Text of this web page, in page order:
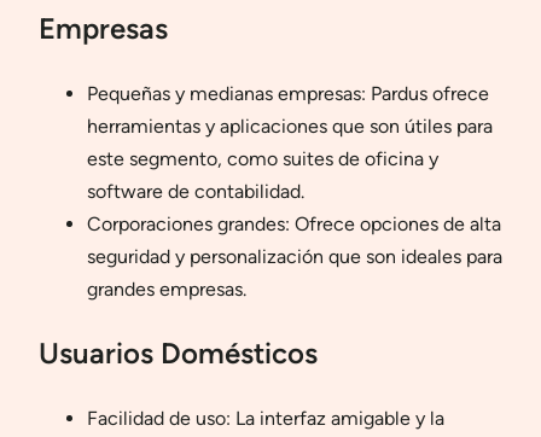
Empresas
Pequeñas y medianas empresas: Pardus ofrece
herramientas y aplicaciones que son útiles para
este segmento, como suites de oficina y
software de contabilidad.
Corporaciones grandes: Ofrece opciones de alta
seguridad y personalización que son ideales para
grandes empresas.
Usuarios Domésticos
Facilidad de uso: La interfaz amigable y la